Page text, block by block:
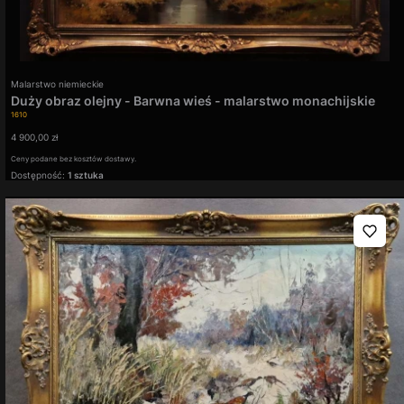
Kod produktu
1610
Duży obraz olejny - Barwna wieś - malarstwo monachijskie
Helmut Stadelhofer
Producent
Malarstwo niemieckie
Cena
4 900,00 zł
Ceny podane bez kosztów dostawy.
Dostępność: 1 sztuka